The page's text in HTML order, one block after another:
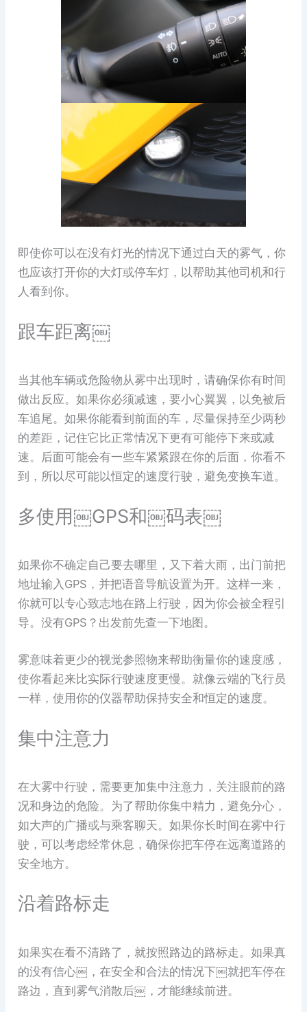
即使你可以在没有灯光的情况下通过白天的雾气，你
也应该打开你的大灯或停车灯，以帮助其他司机和行
人看到你。
跟车距离￼
当其他车辆或危险物从雾中出现时，请确保你有时间
做出反应。如果你必须减速，要小心翼翼，以免被后
车追尾。如果你能看到前面的车，尽量保持至少两秒
的差距，记住它比正常情况下更有可能停下来或减
速。后面可能会有一些车紧紧跟在你的后面，你看不
到，所以尽可能以恒定的速度行驶，避免变换车道。
多使用￼GPS和￼码表￼
如果你不确定自己要去哪里，又下着大雨，出门前把
地址输入GPS，并把语音导航设置为开。这样一来，
你就可以专心致志地在路上行驶，因为你会被全程引
导。没有GPS？出发前先查一下地图。
雾意味着更少的视觉参照物来帮助衡量你的速度感，
使你看起来比实际行驶速度更慢。就像云端的飞行员
一样，使用你的仪器帮助保持安全和恒定的速度。
集中注意力
在大雾中行驶，需要更加集中注意力，关注眼前的路
况和身边的危险。为了帮助你集中精力，避免分心，
如大声的广播或与乘客聊天。如果你长时间在雾中行
驶，可以考虑经常休息，确保你把车停在远离道路的
安全地方。
沿着路标走
如果实在看不清路了，就按照路边的路标走。如果真
的没有信心￼，在安全和合法的情况下￼就把车停在
路边，直到雾气消散后￼，才能继续前进。